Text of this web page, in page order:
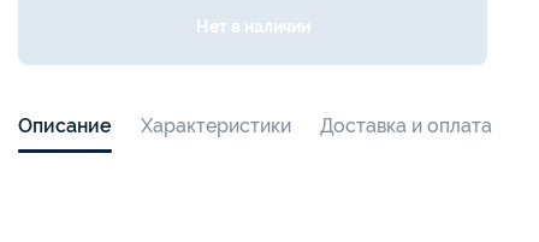
Нет в наличии
Описание Характеристики Доставка и оплата